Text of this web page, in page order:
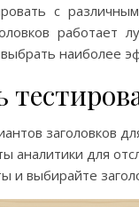
с
работает
наиболее
заголовков
аналитики для
и выбирайте